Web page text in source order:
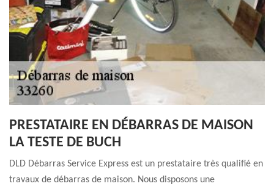
PRESTATAIRE EN DÉBARRAS DE MAISON
LA TESTE DE BUCH
DLD Débarras Service Express est un prestataire très qualifié en
travaux de débarras de maison. Nous disposons une